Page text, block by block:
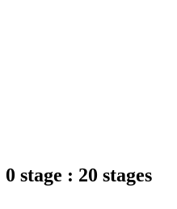
0 stage : 20 stages